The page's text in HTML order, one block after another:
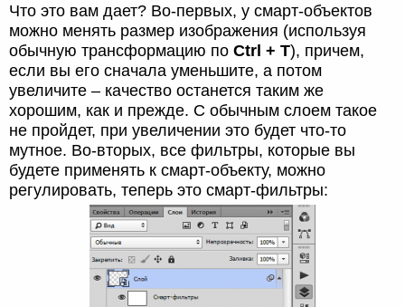
Что это вам дает? Во-первых, у смарт-объектов
можно менять размер изображения (используя
обычную трансформацию по Ctrl + T), причем,
если вы его сначала уменьшите, а потом
увеличите – качество останется таким же
хорошим, как и прежде. С обычным слоем такое
не пройдет, при увеличении это будет что-то
мутное. Во-вторых, все фильтры, которые вы
будете применять к смарт-объекту, можно
регулировать, теперь это смарт-фильтры: